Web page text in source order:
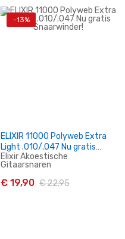
In Winkelwagen
-13%
ELIXIR 11000 Polyweb Extra
Light .010/.047 Nu gratis
Snaarwinder!
Elixir Akoestische
Gitaarsnaren
€ 19,90 € 22,95